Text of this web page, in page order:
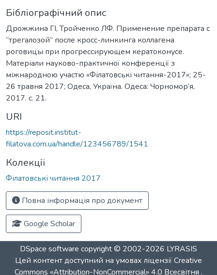
Бібліографічний опис
Дрожжина ГІ, Тройченко ЛФ. Применение препарата с
“трегалозой” после кросс-линкинга коллагена
роговицы при прогрессирующем кератоконусе.
Матеріали науково-практичної конференції з
міжнародною участю «Філатовські читання-2017»; 25-
26 травня 2017; Одеса, Україна. Одеса: Чорномор’я,
2017. c. 21.
URI
https://reposit.institut-
filatova.com.ua/handle/123456789/1541
Колекції
Філатовські читання 2017
Повна інформація про документ
Google Scholar
DSpace software copyright © 2002-2026 LYRASIS
Цей контент доступний на умовах ліцензіїCreative
Commons «Attribution-NonCommercial» 4.0 Всесвітня .